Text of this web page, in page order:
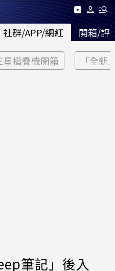
社群/APP/網紅 開箱/評
星摺疊機開箱 「全新
筆記」後入